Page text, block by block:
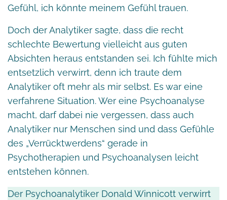
Gefühl, ich könnte meinem Gefühl trauen.
Doch der Analytiker sagte, dass die recht
schlechte Bewertung vielleicht aus guten
Absichten heraus entstanden sei. Ich fühlte mich
entsetzlich verwirrt, denn ich traute dem
Analytiker oft mehr als mir selbst. Es war eine
verfahrene Situation. Wer eine Psychoanalyse
macht, darf dabei nie vergessen, dass auch
Analytiker nur Menschen sind und dass Gefühle
des „Verrücktwerdens“ gerade in
Psychotherapien und Psychoanalysen leicht
entstehen können.
Der Psychoanalytiker Donald Winnicott verwirrt